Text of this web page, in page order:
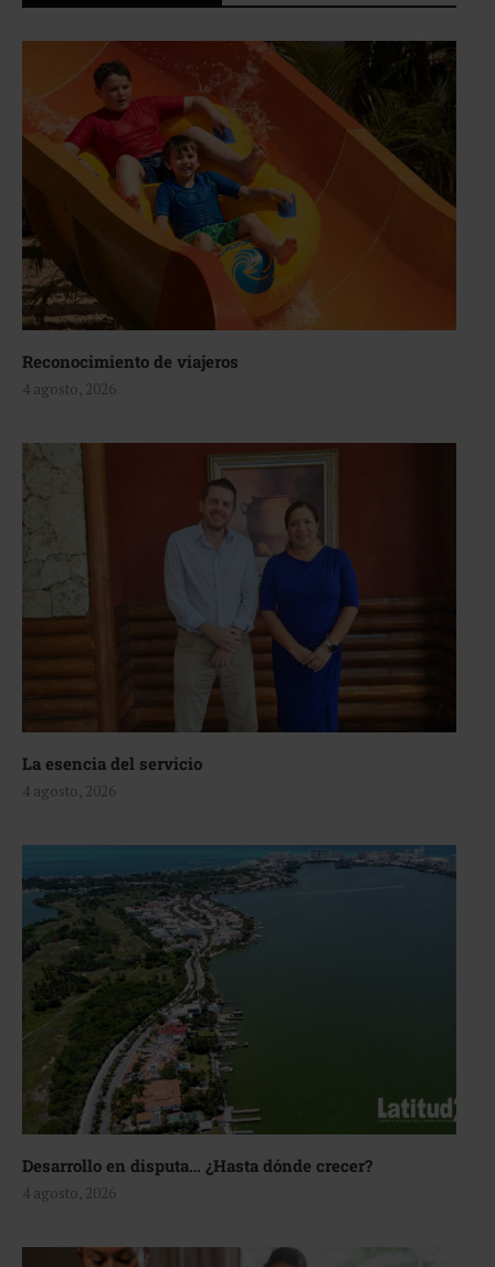
Reconocimiento de viajeros
4 agosto, 2026
La esencia del servicio
4 agosto, 2026
Desarrollo en disputa… ¿Hasta dónde crecer?
4 agosto, 2026